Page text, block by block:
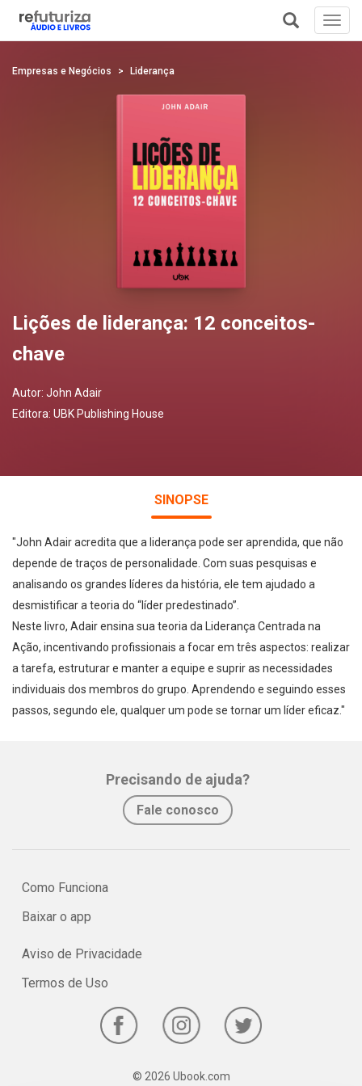
Empresas e Negócios Liderança
Lições de liderança: 12 conceitos-
chave
Autor: John Adair
Editora: UBK Publishing House
SINOPSE
"John Adair acredita que a liderança pode ser aprendida, que não
depende de traços de personalidade. Com suas pesquisas e
analisando os grandes líderes da história, ele tem ajudado a
desmistificar a teoria do “líder predestinado”.
Neste livro, Adair ensina sua teoria da Liderança Centrada na
Ação, incentivando profissionais a focar em três aspectos: realizar
a tarefa, estruturar e manter a equipe e suprir as necessidades
individuais dos membros do grupo. Aprendendo e seguindo esses
passos, segundo ele, qualquer um pode se tornar um líder eficaz."
Precisando de ajuda?
Fale conosco
Como Funciona
Baixar o app
Aviso de Privacidade
Termos de Uso
© 2026 Ubook.com